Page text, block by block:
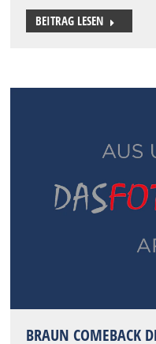
BEITRAG LESEN
BRAUN COMEBACK